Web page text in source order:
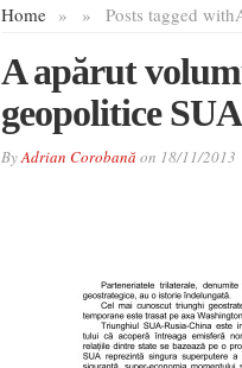
Home » Posts tagged with
»
A apărut
geopolitice
ByAdrian Corobanăon 18/11/2013